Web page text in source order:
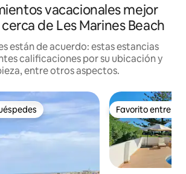
vacacionales mejor
de Les Marines Beach
están de acuerdo: estas estancias
calificaciones por su ubicación y
entre otros aspectos.
Favorito entre
Favorito entre